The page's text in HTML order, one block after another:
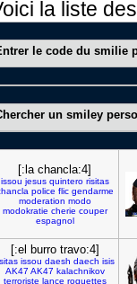
la liste
le code du smilie
un smiley
[:la chancla:4]
issou jesus quintero risitas
police flic gendarme
moderation modo
modokratie cherie couper
espagnol
[:el burro travo:4]
issou daesh daech isis
AK47 AK47 kalachnikov
terroriste lance roquettes